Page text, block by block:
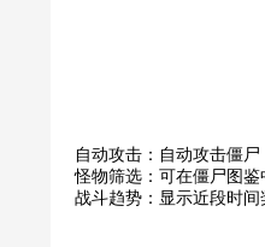
自动攻击：自动攻击僵
怪物筛选：可在僵尸图
战斗趋势：显示近段时间